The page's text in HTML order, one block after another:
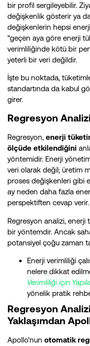
bir profil sergileyebilir.
değişkenlik gösterir ya
değişkenlerin hepsi
“geçen aya göre enerji
verimliliğinde kötü bir
yeterli bir veri değildir.
İşte bu noktada,
standartında da kabul
girer.
Regresyon
Regresyon, enerji
ölçüde etkilendiğini
yöntemidir. Enerji
veri olarak değil; üretim
proses değişkenleri gibi
ay neden daha fazla
perspektiften cevap verir.
Regresyon analizi,
bir yöntemdir. Ancak
potansiyel çoğu zaman
Enerji verimliliği
nelere dikkat
Verimliliği için
yönelik pratik
Regresyon
Yaklaşımdan
Apollo’nun otomatik